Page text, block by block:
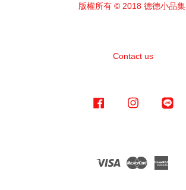
版權所有 © 2018 德德小品集.
Contact us
Facebook Instagram
Visa Master